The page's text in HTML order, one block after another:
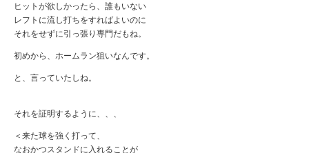
ヒットが欲しかったら、誰もいない
レフトに流し打ちをすればよいのに
それをせずに引っ張り専門だもね。
初めから、ホームラン狙いなんです。
と、言っていたしね。
それを証明するように、、、
＜来た球を強く打って、
なおかつスタンドに入れることが